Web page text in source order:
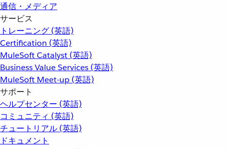
通信・メディア
サービス
トレーニング (英語)
Certification (英語)
MuleSoft Catalyst (英語)
Business Value Services (英語)
MuleSoft Meet-up (英語)
サポート
ヘルプセンター (英語)
コミュニティ (英語)
チュートリアル (英語)
ドキュメント